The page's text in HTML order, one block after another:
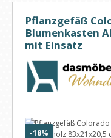
Pflanzgefäß
Blumenkasten
mit Einsatz
Bildergalerie
-18% Rabatt